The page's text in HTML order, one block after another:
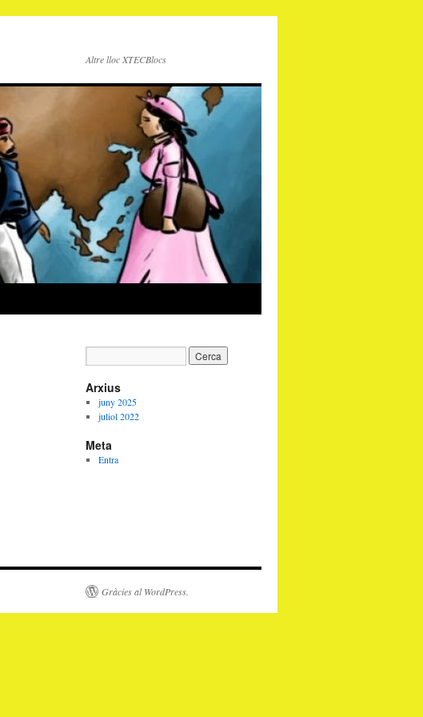
Altre lloc XTECBlocs
Arxius
juny 2025
juliol 2022
Meta
Entra
Gràcies al WordPress.